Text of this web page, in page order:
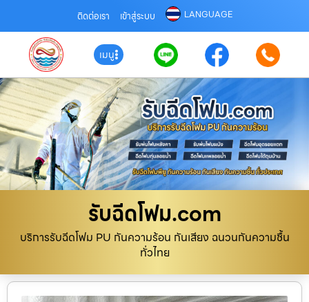
ติดต่อเรา เข้าสู่ระบบ LANGUAGE
เมนู
รับฉีดโฟม.com
บริการรับฉีดโฟม PU กันความร้อน กันเสียง ฉนวนกันความชื้น
ทั่วไทย